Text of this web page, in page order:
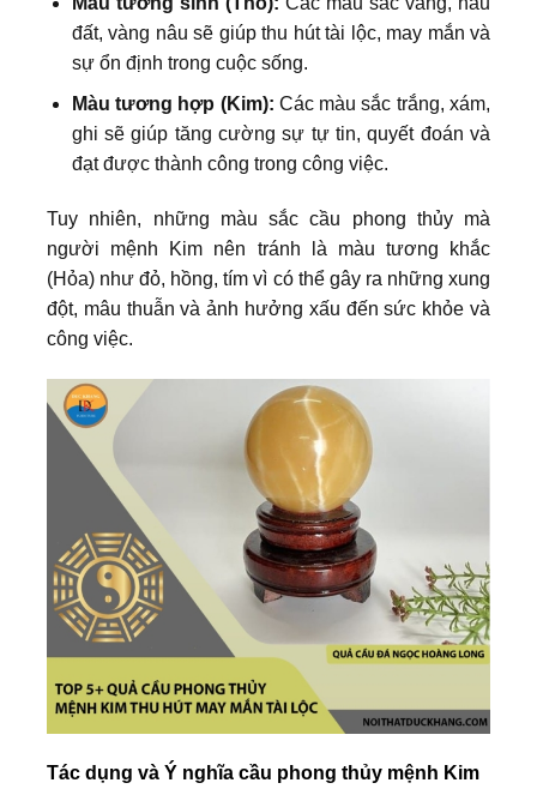
đất, vàng nâu sẽ giúp thu hút tài lộc, may mắn và
sự ổn định trong cuộc sống.
Màu tương hợp (Kim): Các màu sắc trắng, xám,
ghi sẽ giúp tăng cường sự tự tin, quyết đoán và
đạt được thành công trong công việc.
Tuy nhiên, những màu sắc cầu phong thủy mà
người mệnh Kim nên tránh là màu tương khắc
(Hỏa) như đỏ, hồng, tím vì có thể gây ra những xung
đột, mâu thuẫn và ảnh hưởng xấu đến sức khỏe và
công việc.
Tác dụng và Ý nghĩa cầu phong thủy mệnh Kim